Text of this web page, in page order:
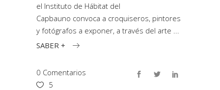
el Instituto de Hábitat del
Capbauno convoca a croquiseros, pintores
y fotógrafos a exponer, a través del arte
SABER +
0 Comentarios
5